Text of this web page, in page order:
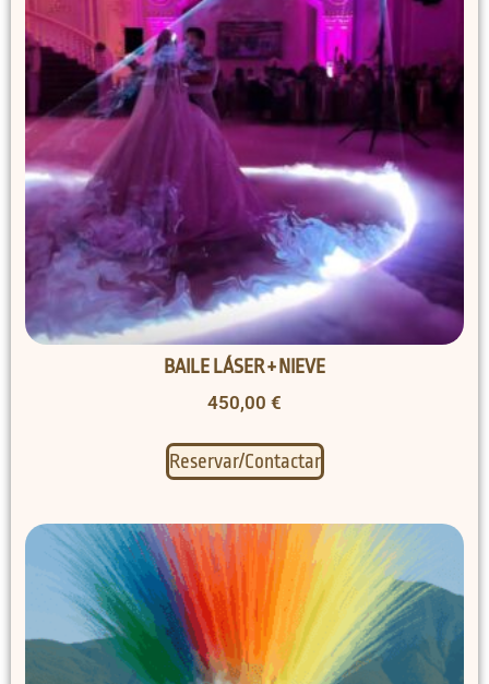
BAILE LÁSER + NIEVE
450,00 €
Reservar/Contactar